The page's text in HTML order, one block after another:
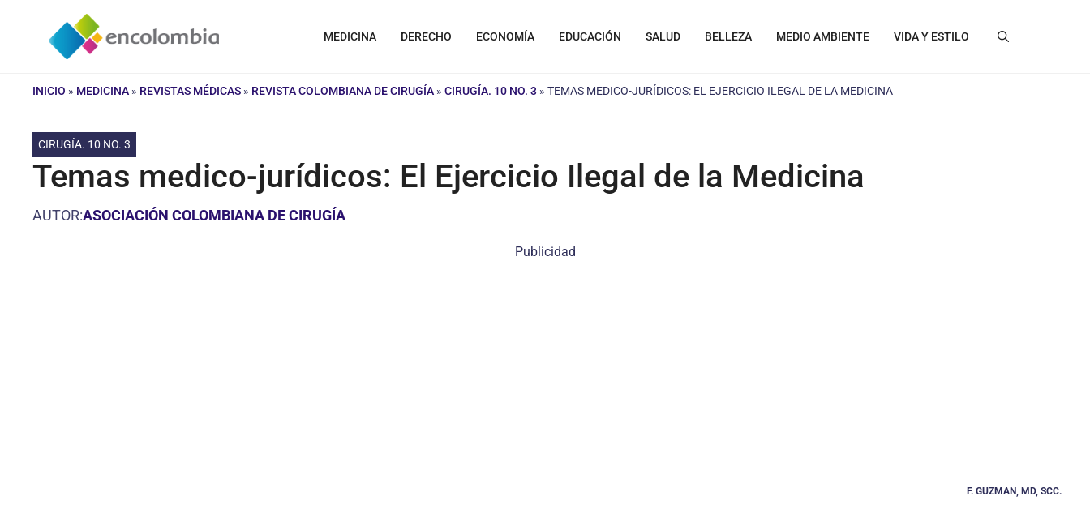
contenido
MEDICINA DERECHO ECONOMÍA EDUCACIÓN SALUD BELLEZA MEDIO AMBIENTE VIDA Y ESTILO
INICIO » MEDICINA » REVISTAS MÉDICAS » REVISTA COLOMBIANA DE CIRUGÍA » CIRUGÍA. 10 NO. 3 » TEMAS MEDICO-JURÍDICOS: EL EJERCICIO ILEGAL DE LA MEDICINA
CIRUGÍA. 10 NO. 3
Temas medico-jurídicos: El Ejercicio Ilegal de la Medicina
AUTOR:ASOCIACIÓN COLOMBIANA DE CIRUGÍA
Publicidad
F. GUZMAN, MD, SCC.